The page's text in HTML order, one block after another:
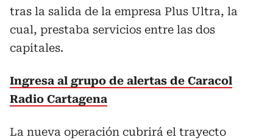
tras la salida de la empresa Plus Ultra, la
cual, prestaba servicios entre las dos
capitales.
Ingresa al grupo de alertas de Caracol
Radio Cartagena
La nueva operación cubrirá el trayecto